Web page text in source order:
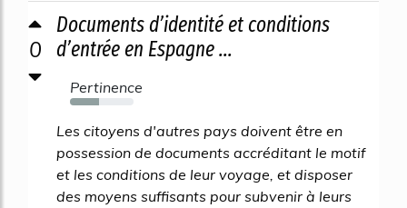
0
Documents d’identité et conditions
d’entrée en Espagne ...
Pertinence
46%
Les citoyens d'autres pays doivent être en
possession de documents accréditant le motif
et les conditions de leur voyage, et disposer
des moyens suffisants pour subvenir à leurs